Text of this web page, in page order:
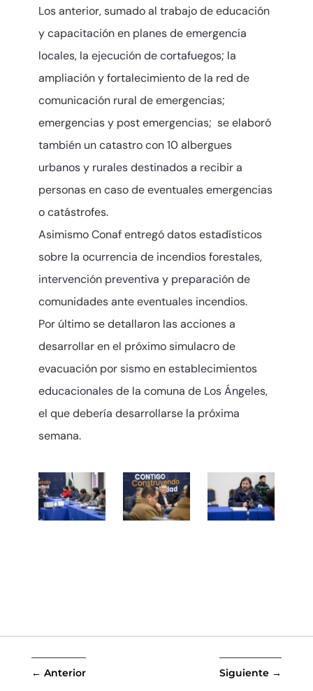
Los anterior, sumado al trabajo de educación
y capacitación en planes de emergencia
locales, la ejecución de cortafuegos; la
ampliación y fortalecimiento de la red de
comunicación rural de emergencias;
emergencias y post emergencias; se elaboró
también un catastro con 10 albergues
urbanos y rurales destinados a recibir a
personas en caso de eventuales emergencias
o catástrofes.
Asimismo Conaf entregó datos estadísticos
sobre la ocurrencia de incendios forestales,
intervención preventiva y preparación de
comunidades ante eventuales incendios.
Por último se detallaron las acciones a
desarrollar en el próximo simulacro de
evacuación por sismo en establecimientos
educacionales de la comuna de Los Ángeles,
el que debería desarrollarse la próxima
semana.
← Anterior Siguiente →